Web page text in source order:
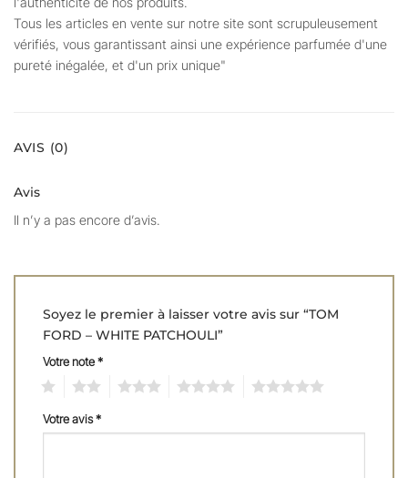
Tous les articles en vente sur notre site sont scrupuleusement
vérifiés, vous garantissant ainsi une expérience parfumée d'une
pureté inégalée, et d'un prix unique"
AVIS (0)
Avis
Il n’y a pas encore d’avis.
Soyez le premier à laisser votre avis sur “TOM
FORD – WHITE PATCHOULI”
Votre note*
Votre avis*